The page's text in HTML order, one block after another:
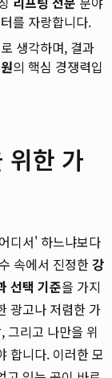
를 자랑합니다.
생각하며, 결과
의 핵심 경쟁력입
위한 가
디서' 하느냐보다
속에서 진정한강
선택 기준을 가지
광고나 저렴한 가
그리고 나만을 위
합니다. 이러한 모